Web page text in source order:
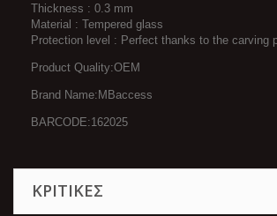
Thickness : 0.3 mm
Material : Tempered glass
Protection level : Perfect thanks to the carving
Product Quality:OEM
Brand Name:MBaccess
BARCODE:162025
ΚΡΙΤΙΚΈΣ